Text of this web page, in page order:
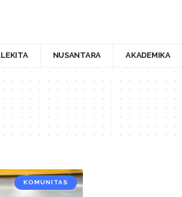
NUSANTARA AKADEMIKA
KOMUNITAS